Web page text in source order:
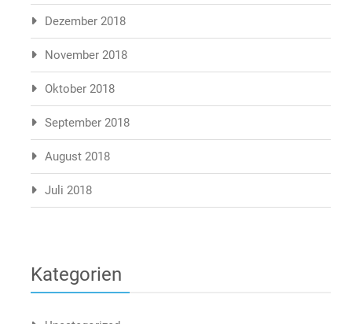
Dezember 2018
November 2018
Oktober 2018
September 2018
August 2018
Juli 2018
Kategorien